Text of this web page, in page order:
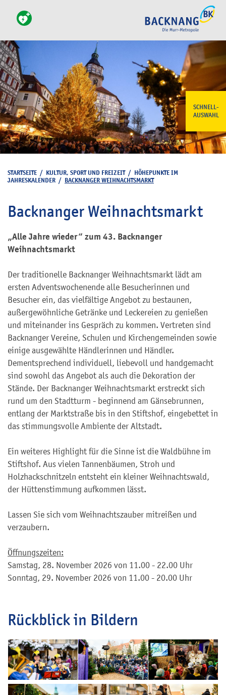
SCHNELL-
AUSWAHL
STARTSEITE / KULTUR, SPORT UND FREIZEIT/ HÖHEPUNKTE IM
JAHRESKALENDER / BACKNANGER WEIHNACHTSMARKT
Backnanger Weihnachtsmarkt
„Alle Jahre wieder“ zum 43. Backnanger
Weihnachtsmarkt
Der traditionelle Backnanger Weihnachtsmarkt lädt am
ersten Adventswochenende alle Besucherinnen und
Besucher ein, das vielfältige Angebot zu bestaunen,
außergewöhnliche Getränke und Leckereien zu genießen
und miteinander ins Gespräch zu kommen. Vertreten sind
Backnanger Vereine, Schulen und Kirchengemeinden sowie
einige ausgewählte Händlerinnen und Händler.
Dementsprechend individuell, liebevoll und handgemacht
sind sowohl das Angebot als auch die Dekoration der
Stände. Der Backnanger Weihnachtsmarkt erstreckt sich
rund um den Stadtturm - beginnend am Gänsebrunnen,
entlang der Marktstraße bis in den Stiftshof, eingebettet in
das stimmungsvolle Ambiente der Altstadt.
Ein weiteres Highlight für die Sinne ist die Waldbühne im
Stiftshof. Aus vielen Tannenbäumen, Stroh und
Holzhackschnitzeln entsteht ein kleiner Weihnachtswald,
der Hüttenstimmung aufkommen lässt.
Lassen Sie sich vom Weihnachtszauber mitreißen und
verzaubern.
Öffnungszeiten:
Samstag, 28. November 2026 von 11.00 - 22.00 Uhr
Sonntag, 29. November 2026 von 11.00 - 20.00 Uhr
Rückblick in Bildern